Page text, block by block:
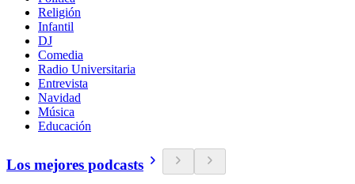
Religión
Infantil
DJ
Comedia
Radio Universitaria
Entrevista
Navidad
Música
Educación
Los mejores podcasts